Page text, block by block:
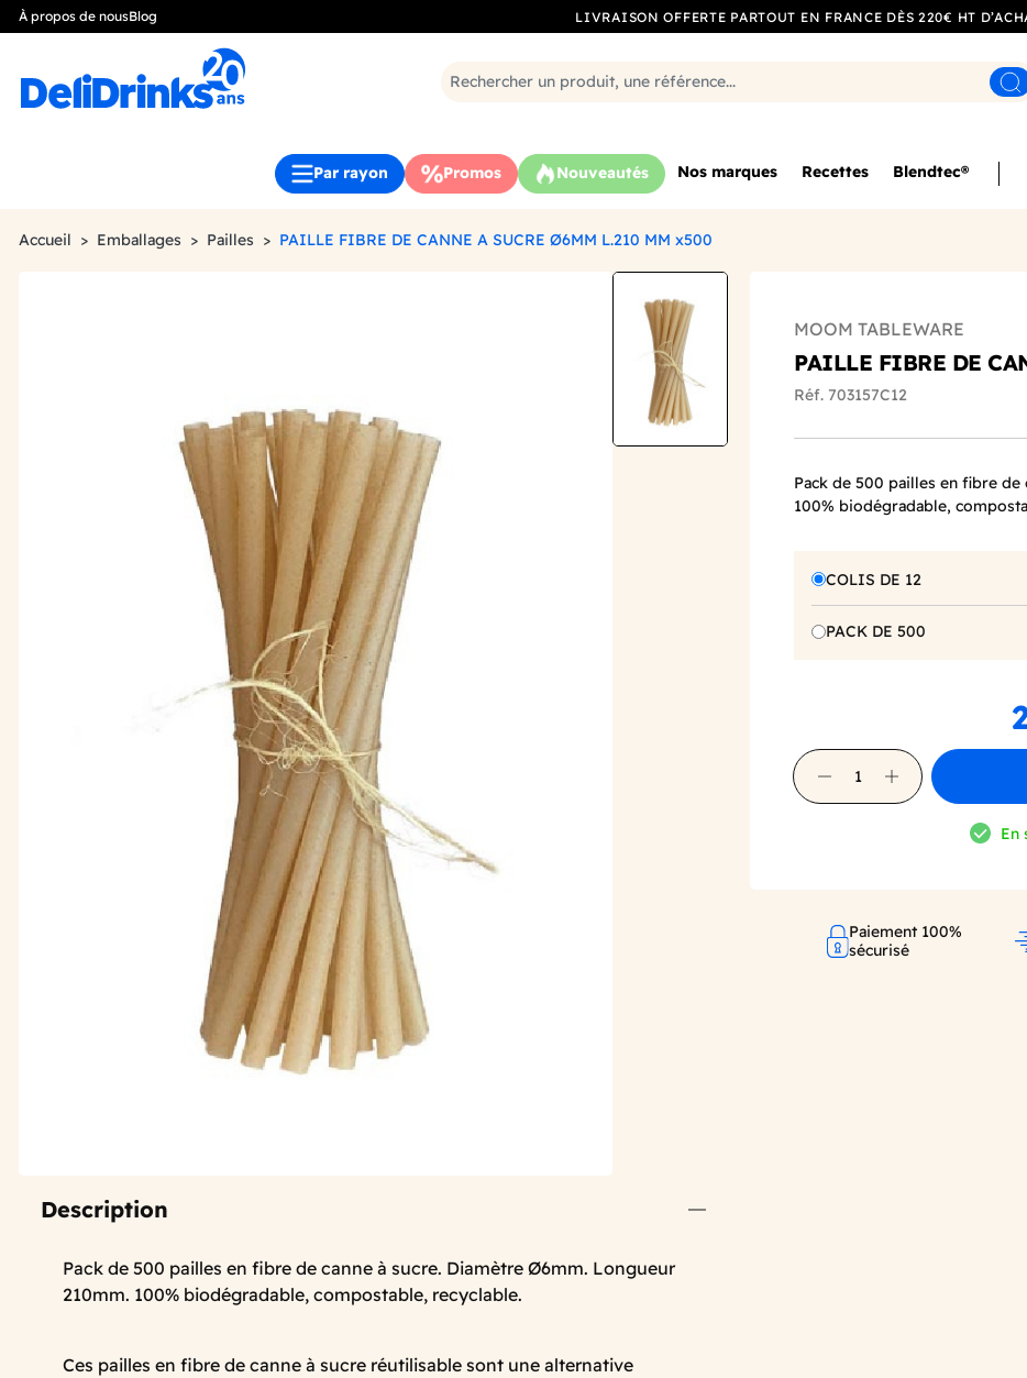
À propos de nousBlog LIVRAISON OFFERTE PARTOUT EN FRANCE DÈS 220€ HT
Par rayon Promos Nouveautés Nos marques Recettes Blendtec®
Accueil Emballages Pailles PAILLE FIBRE DE CANNE A SUCRE Ø6MM L.210 MM x500
Description
Pack de 500 pailles en fibre de canne à sucre. Diamètre Ø6mm. Longueur
210mm. 100% biodégradable, compostable, recyclable.
Ces pailles en fibre de canne à sucre réutilisable sont une alternative
MOOM TABLEWARE
PAILLE FIBRE DE
Réf. 703157C12
Pack de 500 pailles en fibre de
100% biodégradable,
COLIS DE 12
PACK DE 500
En
Paiement 100%
sécurisé